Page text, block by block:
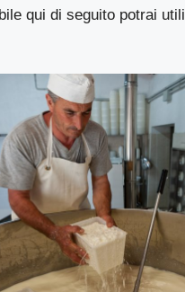
qui di seguito potrai